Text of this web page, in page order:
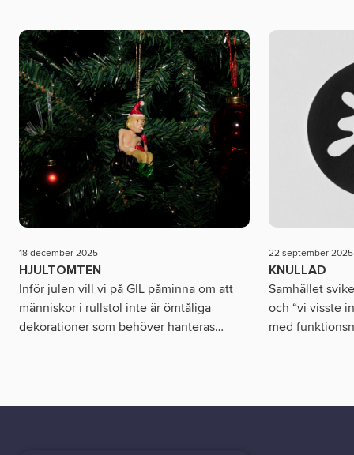
18 december 2025
HJULTOMTEN
Inför julen vill vi på GIL påminna om att
människor i rullstol inte är ömtåliga
dekorationer som behöver hanteras…
22 september 2025
KNULLAD
Samhället
och “vi visste
med